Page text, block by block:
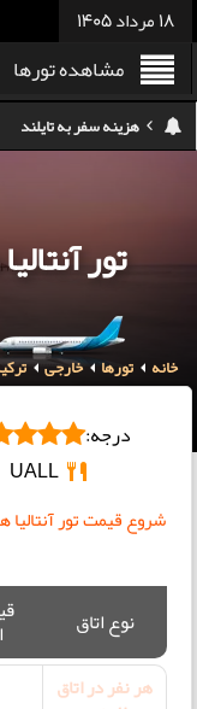
18 مرداد 1405
مشاهده تورها
کدام هواپیمایی کدام
سفر به ارمنستان |
معرفی بهترین غذاهای
هزینه سفر به
هزینه سفر به تایلند
تور
خانه تورها خارجی
درجه:
نوع اتاق
هر نفر در اتاق